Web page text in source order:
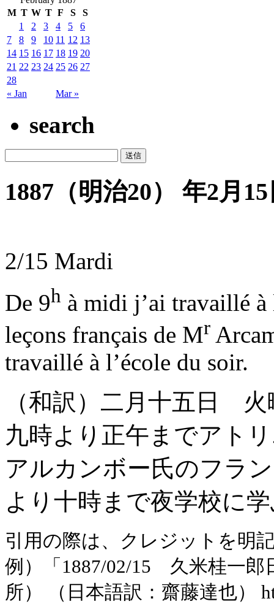
M T W T F S S
« Jan Mar »
1 2 3 4 5
6
7
8 9 10 11 12 13
14 15 16 17 18 19 20
21 22 23 24 25 26 27
28
search
1887（明治20） 年2月
2/15 Mardi
De 9h à midi j’ai travaillé à
leçons français de Mr
travaillé à l’école du soir.
（和訳）二月十五日 火
九時より正午までアト
アルカンボー氏のフラ
より十時まで夜学校に
引用の際は、クレジットを明
例）「1887/02/15 久米桂一郎
所） （日本語訳：齋藤達也）